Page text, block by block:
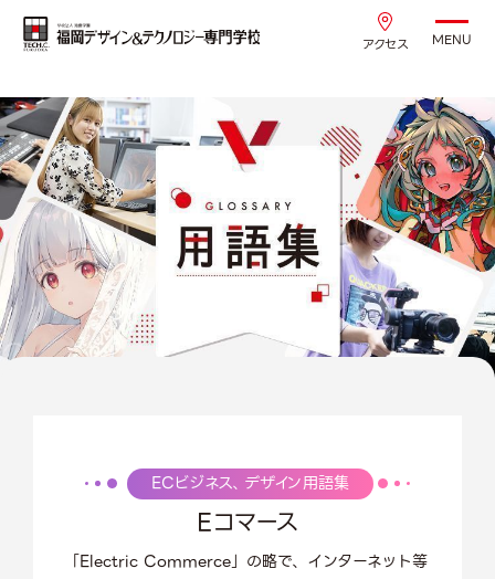
アクセス MENU
ECビジネス、デザイン用語集
Eコマース
「Electric Commerce」の略で、インターネット等